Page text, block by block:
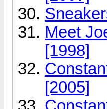
Meet
[1998]
[2005]